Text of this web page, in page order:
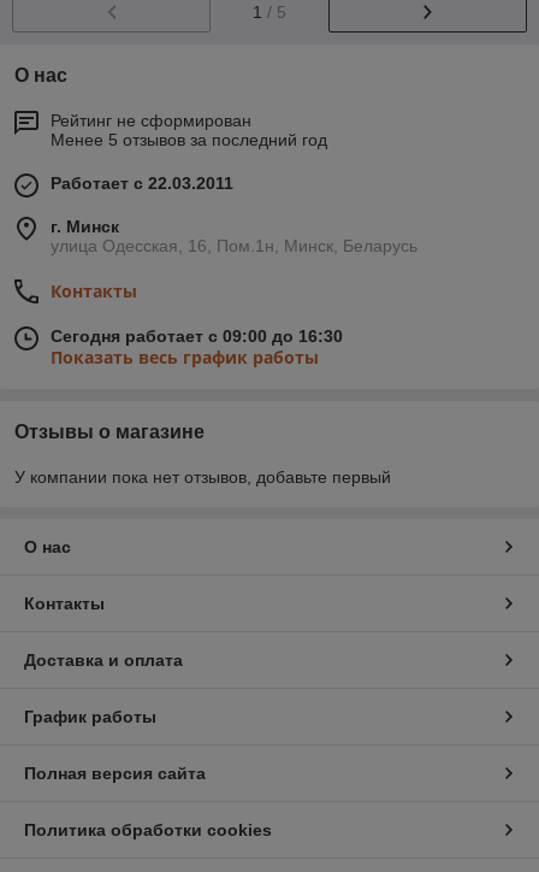
1 / 5
О нас
Рейтинг не сформирован
Менее 5 отзывов за последний год
Работает с 22.03.2011
г. Минск
улица Одесская, 16, Пом.1н, Минск, Беларусь
Контакты
Сегодня работает с 09:00 до 16:30
Показать весь график работы
Отзывы о магазине
У компании пока нет отзывов, добавьте первый
О нас
Контакты
Доставка и оплата
График работы
Полная версия сайта
Политика обработки cookies